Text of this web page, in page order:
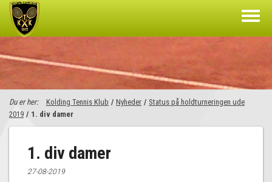
Du er her: Kolding Tennis Klub / Nyheder / Status på holdturneringen ude
2019 / 1. div damer
1. div damer
27-08-2019